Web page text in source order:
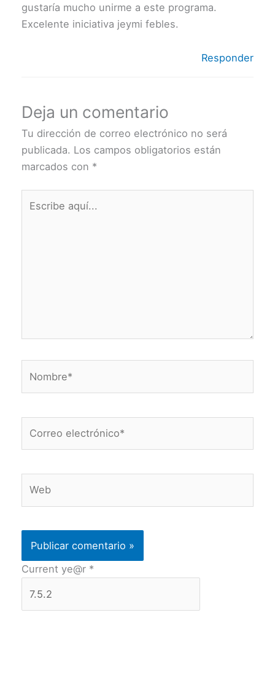
gustaría mucho unirme a este programa.
Excelente iniciativa jeymi febles.
Responder
Deja un comentario
Tu dirección de correo electrónico no será
publicada. Los campos obligatorios están
marcados con *
electrónico*
Current ye@r *